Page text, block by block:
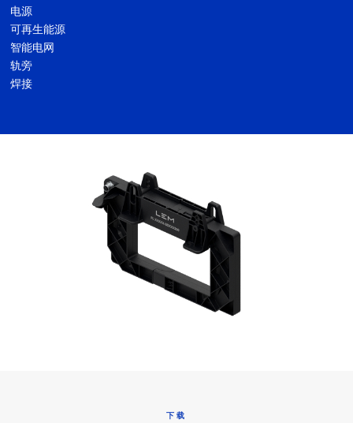
电源
可再生能源
智能电网
轨旁
焊接
下载